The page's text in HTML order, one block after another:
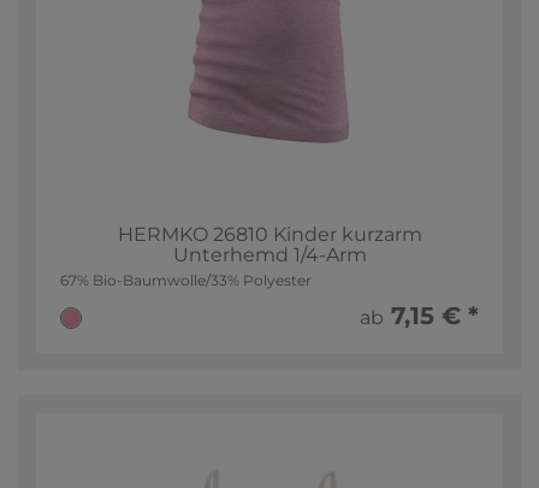
HERMKO 26810 Kinder kurzarm
Unterhemd 1/4-Arm
67% Bio-Baumwolle/33% Polyester
ab 7,15 € *